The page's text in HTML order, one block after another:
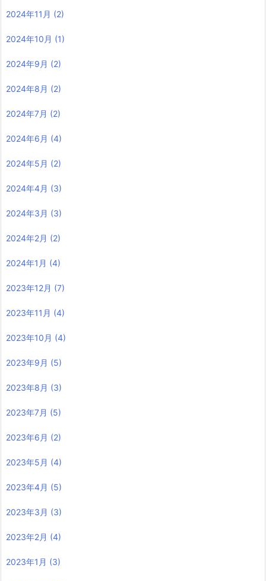
2024年11月 (2)
2024年10月 (1)
2024年9月 (2)
2024年8月 (2)
2024年7月 (2)
2024年6月 (4)
2024年5月 (2)
2024年4月 (3)
2024年3月 (3)
2024年2月 (2)
2024年1月 (4)
2023年12月 (7)
2023年11月 (4)
2023年10月 (4)
2023年9月 (5)
2023年8月 (3)
2023年7月 (5)
2023年6月 (2)
2023年5月 (4)
2023年4月 (5)
2023年3月 (3)
2023年2月 (4)
2023年1月 (3)